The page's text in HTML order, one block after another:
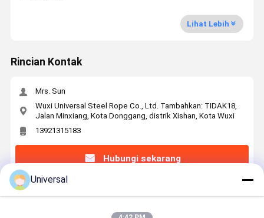
Lihat Lebih
Rincian Kontak
Mrs. Sun
Wuxi Universal Steel Rope Co., Ltd. Tambahkan: TIDAK18,
Jalan Minxiang, Kota Donggang, distrik Xishan, Kota Wuxi
13921315183
Hubungi sekarang
Dapatkan Harga Terbaik Untuk
Universal